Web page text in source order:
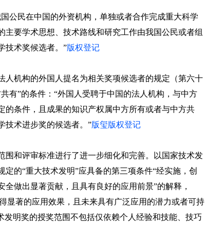
公民在中国的外资机构，单独或者合作完成重大科学
要学术思想、技术路线和研究工作由我国公民或者组
技术奖候选者。”版权登记
人机构的外国人提名为相关奖项候选者的规定（第六十
有”的条件：“外国人受聘于中国的法人机构，与中方
条件，且成果的知识产权属中方所有或者与中方共
技术进步奖的候选者。”版玺版权登记
和评审标准进行了进一步细化和完善。以国家技术发
的“重大技术发明”应具备的第三项条件“经实施，创
做出显著贡献，且具有良好的应用前景”的解释，
显著的应用效果，且未来具有广泛应用的潜力或者可持
明奖的授奖范围不包括仅依赖个人经验和技能、技巧